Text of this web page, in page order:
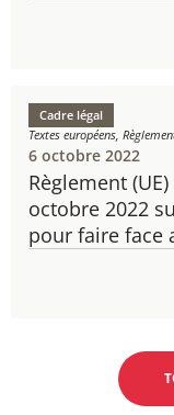
Règlement​
octobre 2022
pour faire face
Cadre légal
Textes européens,
6 octobre 2022